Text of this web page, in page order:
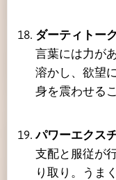
ダーティトーク
言葉には力が
溶かし、欲望
身を震わせる
パワーエクス
支配と服従が
り取り。うま